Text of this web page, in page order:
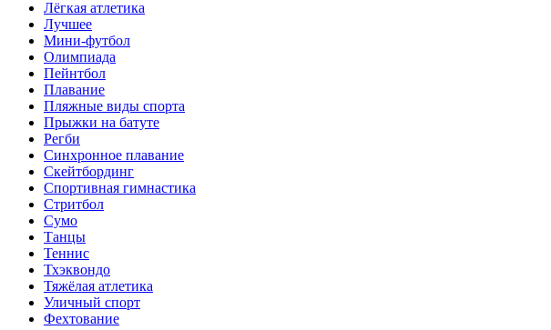
Лёгкая атлетика
Лучшее
Мини-футбол
Олимпиада
Пейнтбол
Плавание
Пляжные виды спорта
Прыжки на батуте
Регби
Синхронное плавание
Скейтбординг
Спортивная гимнастика
Стритбол
Сумо
Танцы
Теннис
Тхэквондо
Тяжёлая атлетика
Уличный спорт
Фехтование